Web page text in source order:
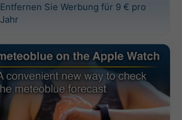
Entfernen Sie Werbung für 9 € pro
Jahr